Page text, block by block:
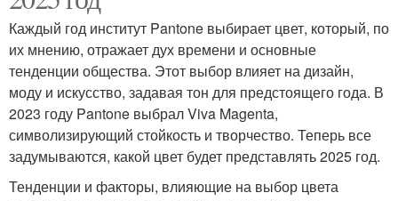
Каждый год институт Pantone выбирает цвет, который, по
их мнению, отражает дух времени и основные
тенденции общества. Этот выбор влияет на дизайн,
моду и искусство, задавая тон для предстоящего года. В
2023 году Pantone выбрал Viva Magenta,
символизирующий стойкость и творчество. Теперь все
задумываются, какой цвет будет представлять 2025 год.
Тенденции и факторы, влияющие на выбор цвета